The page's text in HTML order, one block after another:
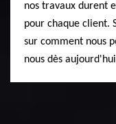
nos travaux durent
pour chaque client.
sur comment nous
nous dès